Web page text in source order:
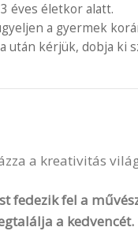
éves életkor alatt.
a gyermek
után kérjük, dobja ki
a kreativitás
fedezik fel a
a kedvencét.